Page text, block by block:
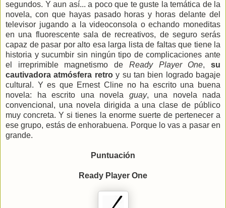
segundos. Y aun así... a poco que te guste la temática de la
novela, con que hayas pasado horas y horas delante del
televisor jugando a la videoconsola o echando moneditas
en una fluorescente sala de recreativos, de seguro serás
capaz de pasar por alto esa larga lista de faltas que tiene la
historia y sucumbir sin ningún tipo de complicaciones ante
el irreprimible magnetismo de Ready Player One,su
cautivadora atmósfera retroy su tan bien logrado bagaje
cultural. Y es que Ernest Cline no ha escrito una buena
novela: ha escrito una novela guay, una novela nada
convencional, una novela dirigida a una clase de público
muy concreta. Y si tienes la enorme suerte de pertenecer a
ese grupo, estás de enhorabuena. Porque lo vas a pasar en
grande.
Puntuación
Ready Player One